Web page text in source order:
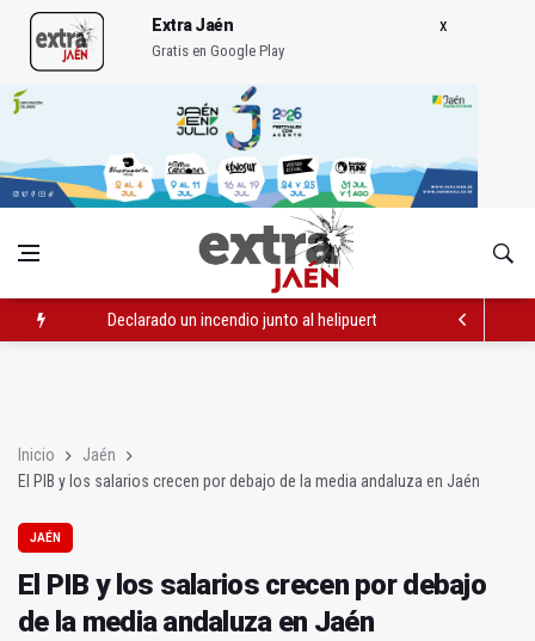
Extra Jaén
Gratis en Google Play
Declarado un incendio junto al helipuerto del hospital
Inicio
Jaén
El PIB y los salarios crecen por debajo de la media andaluza en Jaén
JAÉN
El PIB y los salarios crecen por debajo
de la media andaluza en Jaén